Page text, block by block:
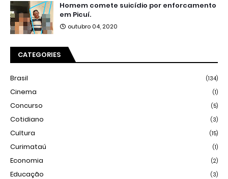
Homem comete suicídio por enforcamento
em Picuí.
outubro 04, 2020
CATEGORIES
Brasil (134)
Cinema (1)
Concurso (5)
Cotidiano (3)
Cultura (15)
Curimataú (1)
Economia (2)
Educação (3)